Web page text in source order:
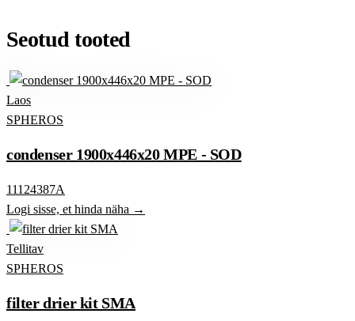
Seotud tooted
Laos
SPHEROS
condenser 1900x446x20 MPE - SOD
11124387A
Logi sisse, et hinda näha →
Tellitav
SPHEROS
filter drier kit SMA